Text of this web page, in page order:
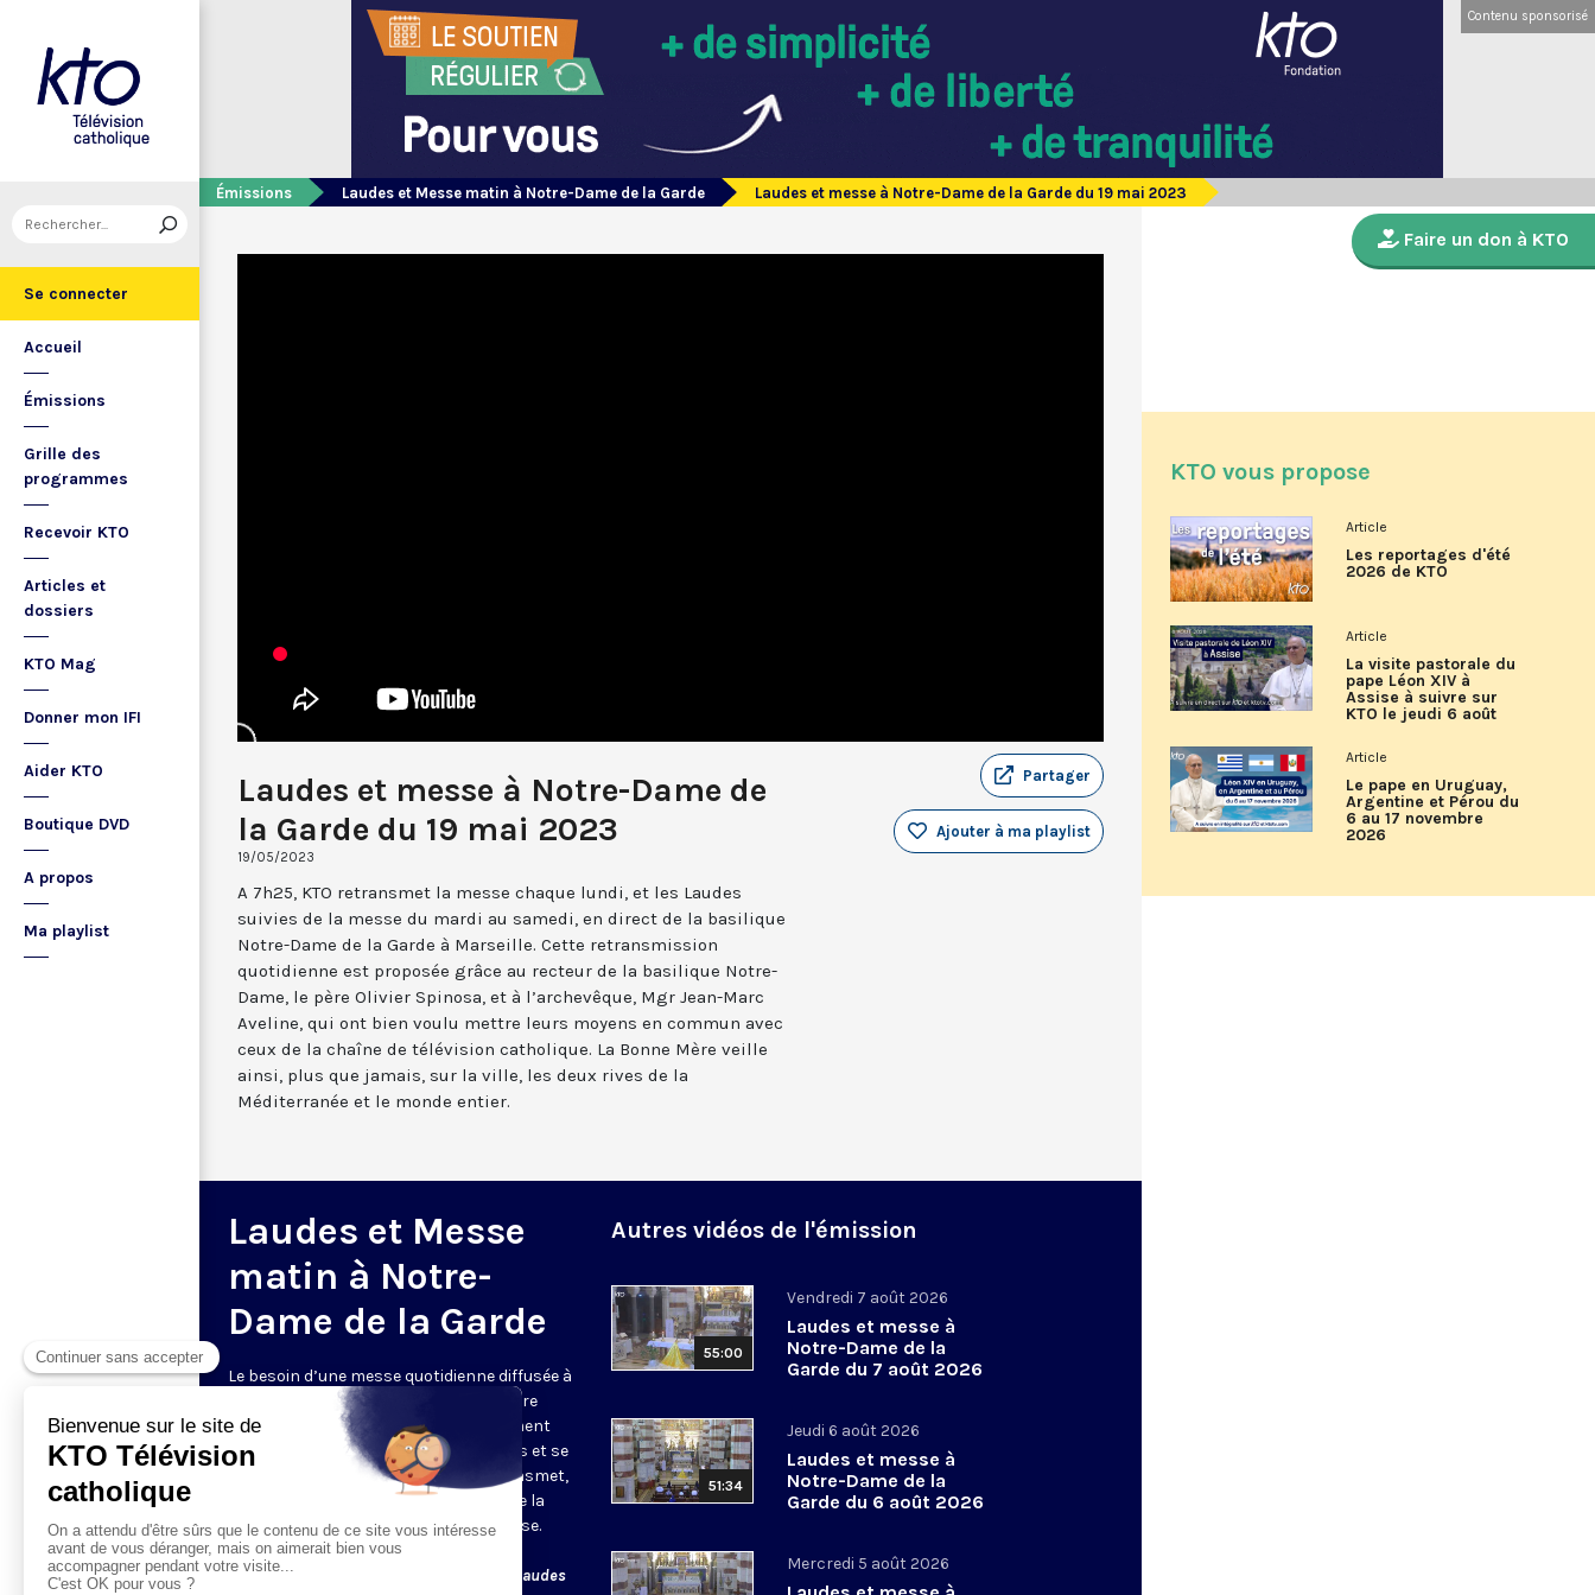
Se connecter
Accueil
Émissions
Grille des
programmes
Recevoir KTO
Articles et
dossiers
KTO Mag
Donner mon IFI
Aider KTO
Boutique DVD
A propos
Ma playlist
Contenu sponsorisé
Émissions Laudes et Messe matin à Notre-Dame de la Garde Laudes et messe à Notre-Dame de la Garde du 19 mai 2023
Laudes et messe à Notre-Dame de
la Garde du 19 mai 2023
19/05/2023
Partager
Ajouter à ma playlist
A 7h25, KTO retransmet la messe chaque lundi, et les Laudes
suivies de la messe du mardi au samedi, en direct de la basilique
Notre-Dame de la Garde à Marseille. Cette retransmission
quotidienne est proposée grâce au recteur de la basilique Notre-
Dame, le père Olivier Spinosa, et à l’archevêque, Mgr Jean-Marc
Aveline, qui ont bien voulu mettre leurs moyens en commun avec
ceux de la chaîne de télévision catholique. La Bonne Mère veille
ainsi, plus que jamais, sur la ville, les deux rives de la
Méditerranée et le monde entier.
Laudes et Messe
matin à Notre-
Dame de la Garde
Le besoin d’une messe quotidienne diffusée à
la télévision a été exprimé d’une manière
encore plus forte pendant le confinement
dans de nombreux pays francophones et se
maintient depuis la reprise. KTO retransmet,
en direct de la basilique Notre-Dame de la
Garde, à Marseille, les laudes et la messe.
Le lundi à 7h25, la messe
Du mardi au samedi à 7h25, messe avec laudes
Autres vidéos de l'émission
55:00
Vendredi 7 août 2026
Laudes et messe à
Notre-Dame de la
Garde du 7 août 2026
51:34
Jeudi 6 août 2026
Laudes et messe à
Notre-Dame de la
Garde du 6 août 2026
Mercredi 5 août 2026
Faire un don à KTO
KTO vous propose
Article
Les reportages d'été
2026 de KTO
Article
La visite pastorale du
pape Léon XIV à
Assise à suivre sur
KTO le jeudi 6 août
Article
Le pape en Uruguay,
Argentine et Pérou du
6 au 17 novembre
2026